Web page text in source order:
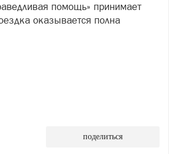
помощь» принимает
оказывается полна
поделиться